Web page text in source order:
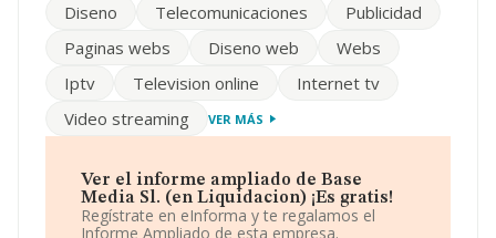
Para comunicarse con sus oficinas, el número de
info@basemedia.es
La sociedad españolaBase Media S.L. (en
Sebastian Elcano núm. 16 A. Piso 1 B, (28012), en el
municipio de Madrid, Madrid.
En relación con el sector y disponiendo de los datos de
hasta 25.469 empresas, a nivel nacional la facturación
asciende a 19.431 millones de euros y la media de
facturación de ventas entre todas las compañías
Diseno Telecomunicaciones
Publicidad
Paginas webs
Diseno web
Webs
Iptv
Television online
Internet tv
Video streaming
VER MÁS
Ver el informe ampliado de Base
Media Sl. (en Liquidacion) ¡Es gratis!
Regístrate en eInforma y te regalamos el
Informe Ampliado de esta empresa.